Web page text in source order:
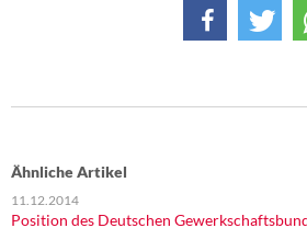
Ähnliche Artikel
11.12.2014
Position des Deutschen